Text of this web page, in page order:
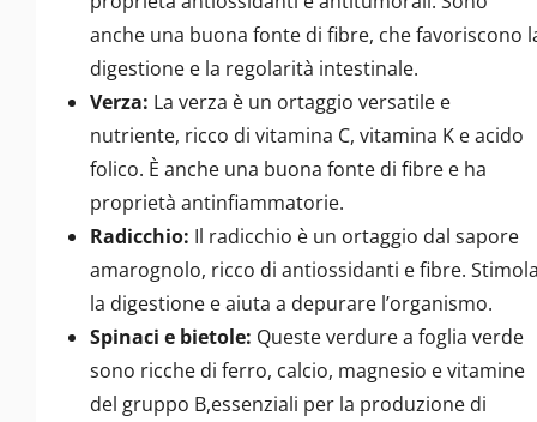
anche una buona fonte di fibre, che favoriscono
digestione e la regolarità intestinale.
Verza: La verza è un ortaggio versatile e
nutriente, ricco di vitamina C, vitamina K e acido
folico. È anche una buona fonte di fibre e ha
proprietà antinfiammatorie.
Radicchio: Il radicchio è un ortaggio dal sapore
amarognolo, ricco di antiossidanti e fibre.
la digestione e aiuta a depurare l’organismo.
Spinaci e bietole: Queste verdure a foglia verde
sono ricche di ferro, calcio, magnesio e vitamine
del gruppo B,essenziali per la produzione di